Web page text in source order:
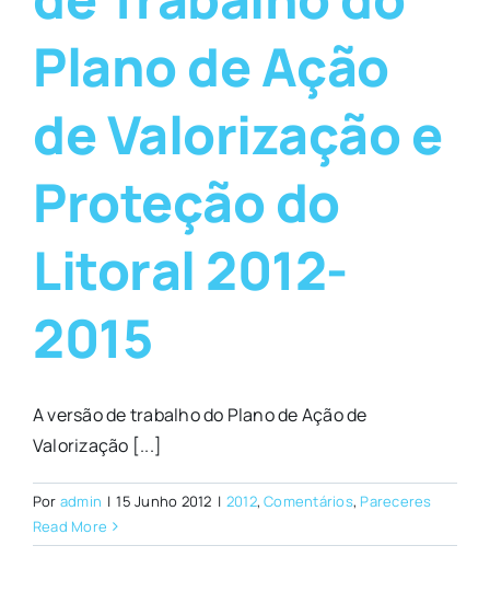
Plano de Ação
de Valorização e
Proteção do
Litoral 2012-
2015
A versão de trabalho do Plano de Ação de
Valorização [...]
Por admin | 15 Junho 2012 | 2012,Comentários, Pareceres
Read More